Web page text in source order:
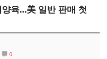
육...美 일반 판매 첫
0